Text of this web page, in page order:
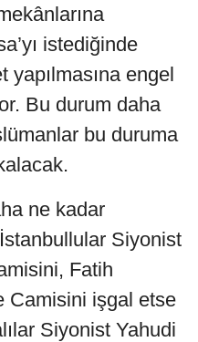
istediğinde
yapılmasına engel
Bu durum daha
bu duruma
ne kadar
Siyonist
Fatih
Camisini işgal etse
Siyonist Yahudi